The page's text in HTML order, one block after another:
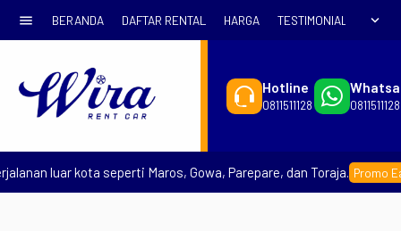
menu BERANDA DAFTAR RENTAL HARGA TESTIMONIAL expand_more
Hotline
0811511128 0811511128
luar kota seperti Maros, Gowa, Parepare, dan Toraja. Promo